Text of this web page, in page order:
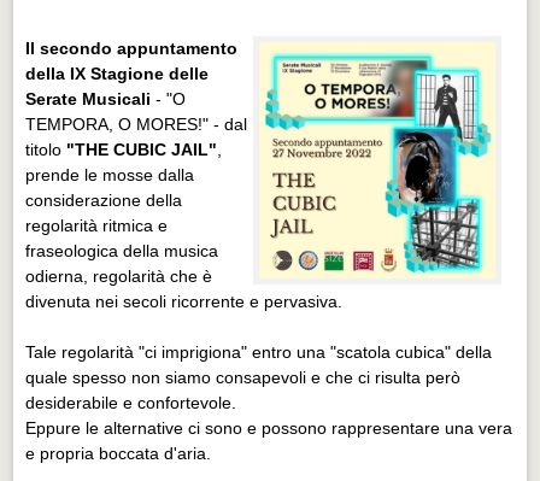
Il secondo appuntamento
della IX Stagione delle
Serate Musicali - "O
TEMPORA, O MORES!" - dal
titolo "THE CUBIC JAIL"
prende le mosse dalla
considerazione della
regolarità ritmica e
fraseologica della musica
odierna, regolarità che è
divenuta nei secoli ricorrente e pervasiva.
Tale regolarità "ci imprigiona" entro una "scatola cubica" della
quale spesso non siamo consapevoli e che ci risulta però
desiderabile e confortevole.
Eppure le alternative ci sono e possono rappresentare una vera
e propria boccata d'aria.